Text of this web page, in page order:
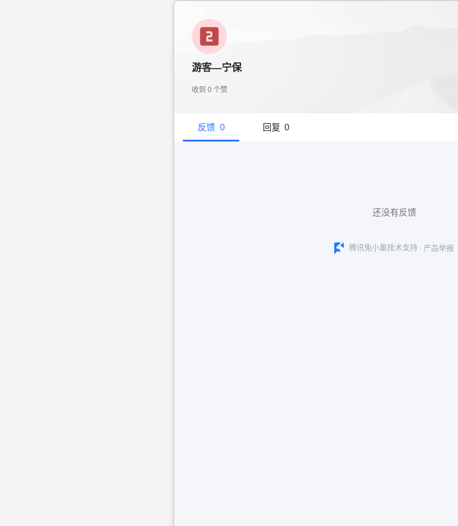
游客—宁保
收到 0 个赞
反馈 0 回复 0
还没有反馈
腾讯兔小巢技术支持 · 产品举报